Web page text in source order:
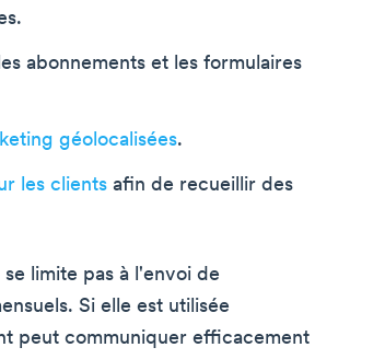
abonnements et les formulaires
géolocalisées.
les clients afin de recueillir des
limite pas à l'envoi de
Si elle est utilisée
peut communiquer efficacement